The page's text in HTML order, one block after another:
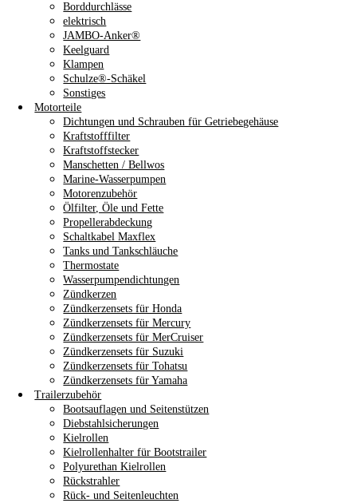
Borddurchlässe
elektrisch
JAMBO-Anker®
Keelguard
Klampen
Schulze®-Schäkel
Sonstiges
Motorteile
Dichtungen und Schrauben für Getriebegehäuse
Kraftstofffilter
Kraftstoffstecker
Manschetten / Bellwos
Marine-Wasserpumpen
Motorenzubehör
Ölfilter, Öle und Fette
Propellerabdeckung
Schaltkabel Maxflex
Tanks und Tankschläuche
Thermostate
Wasserpumpendichtungen
Zündkerzen
Zündkerzensets für Honda
Zündkerzensets für Mercury
Zündkerzensets für MerCruiser
Zündkerzensets für Suzuki
Zündkerzensets für Tohatsu
Zündkerzensets für Yamaha
Trailerzubehör
Bootsauflagen und Seitenstützen
Diebstahlsicherungen
Kielrollen
Kielrollenhalter für Bootstrailer
Polyurethan Kielrollen
Rückstrahler
Rück- und Seitenleuchten